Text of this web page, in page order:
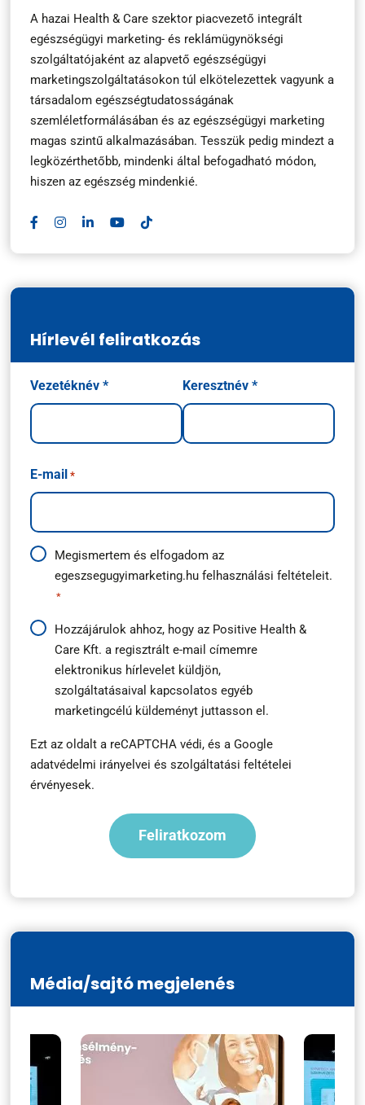
A hazai Health & Care szektor piacvezető integrált
egészségügyi marketing- és reklámügynökségi
szolgáltatójaként az alapvető egészségügyi
marketingszolgáltatásokon túl elkötelezettek vagyunk a
társadalom egészségtudatosságának
szemléletformálásában és az egészségügyi marketing
magas szintű alkalmazásában. Tesszük pedig mindezt a
legközérthetőbb, mindenki által befogadható módon,
hiszen az egészség mindenkié.
Hírlevél feliratkozás
Név
*
Vezetéknév * Keresztnév *
E-mail *
Adatkezelési
útmutató
Megismertem és elfogadom az
egeszsegugyimarketing.hu felhasználási feltételeit.
*
Hírlevél
feliratkozás
Hozzájárulok ahhoz, hogy az Positive Health &
Care Kft. a regisztrált e-mail címemre
elektronikus hírlevelet küldjön,
szolgáltatásaival kapcsolatos egyéb
marketingcélú küldeményt juttasson el.
Ezt az oldalt a reCAPTCHA védi, és a Google
adatvédelmi irányelvei és szolgáltatási feltételei
érvényesek.
Média/sajtó megjelenés